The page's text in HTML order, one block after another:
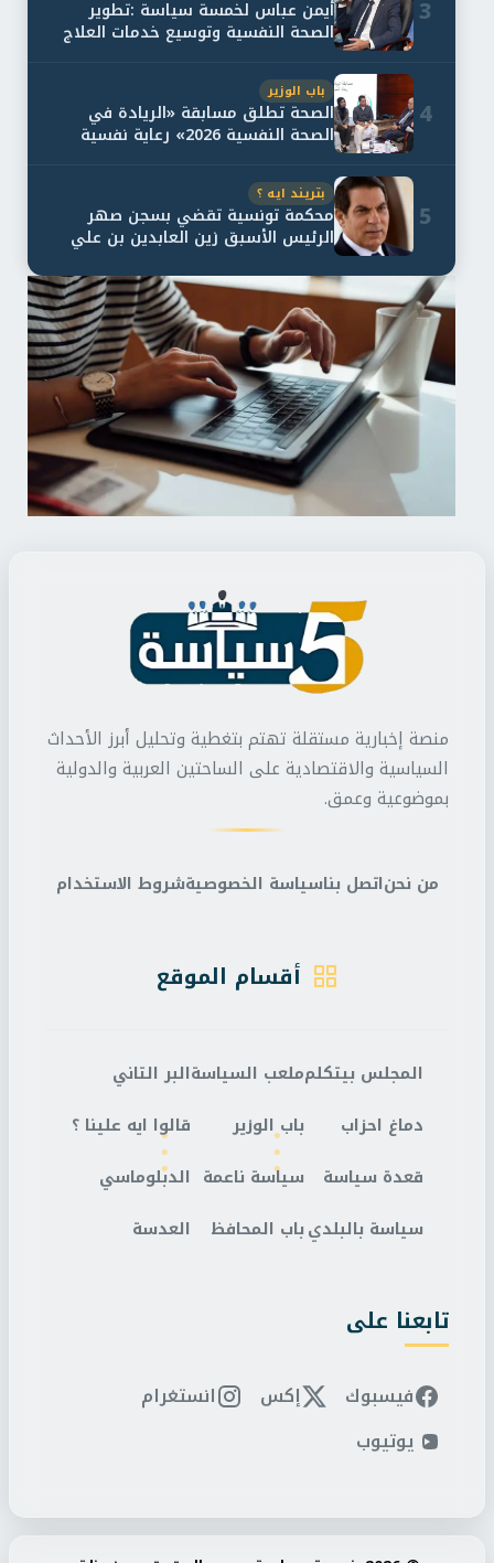
3 أيمن عباس لخمسة سياسة :تطوير
الصحة النفسية وتوسيع خدمات العلاج
4
باب الوزير
الصحة تطلق مسابقة «الريادة في
الصحة النفسية 2026» رعاية نفسية
5
بتريند ايه ؟
محكمة تونسية تقضي بسجن صهر
الرئيس الأسبق زين العابدين بن علي
منصة إخبارية مستقلة تهتم بتغطية وتحليل أبرز الأحداث
السياسية والاقتصادية على الساحتين العربية والدولية
بموضوعية وعمق.
من نحناتصل بناسياسة الخصوصيةشروط الاستخدام
أقسام الموقع
المجلس بيتكلم
دماغ احزاب
قعدة سياسة
سياسة بالبلدي
ملعب السياسة
باب الوزير
سياسة ناعمة
باب المحافظ
البر التاني
قالوا ايه علينا ؟
الدبلوماسي
العدسة
تابعنا على
فيسبوك إكس
انستغرام
يوتيوب